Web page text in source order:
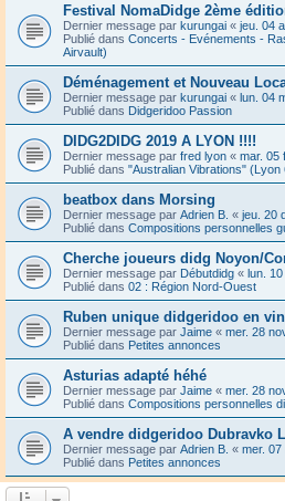
Festival NomaDidge 2ème
Dernier message par kurungai « jeu. 04
Publié dans Concerts - Evénements -
Airvault)
Déménagement et Nouveau
Dernier message par kurungai « lun. 04
Publié dans Didgeridoo Passion
DIDG2DIDG 2019 A LYON !!!!
Dernier message par fred lyon « mar. 05
Publié dans "Australian Vibrations" (Lyon
beatbox dans Morsing
Dernier message par Adrien B. « jeu. 20
Publié dans Compositions personnelles
Cherche joueurs didg Noyon/
Dernier message par Débutdidg « lun. 10
Publié dans 02 : Région Nord-Ouest
Ruben unique didgeridoo en
Dernier message par Jaime « mer. 28
Publié dans Petites annonces
Asturias adapté héhé
Dernier message par Jaime « mer. 28
Publié dans Compositions personnelles
A vendre didgeridoo Dubravko
Dernier message par Adrien B. « mer. 07
Publié dans Petites annonces